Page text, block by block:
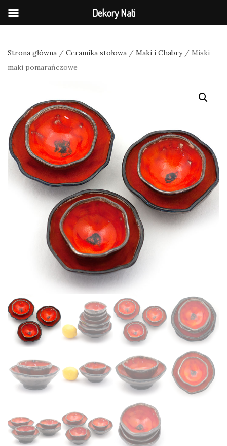
Strona główna / Ceramika stołowa / Maki i Chabry/ Miski
maki pomarańczowe
Dekory Nati